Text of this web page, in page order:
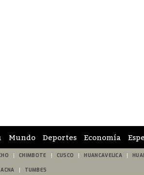
Mundo Deportes Economía
CHIMBOTE CUSCO HUANCAVELICA
TUMBES